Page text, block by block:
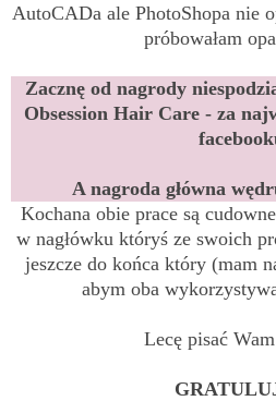
AutoCADa ale PhotoShopa nie
próbowałam
Zacznę od nagrody
Obsession Hair Care - za
A nagroda główna
Kochana obie prace są
w nagłówku któryś ze swoich
jeszcze do końca który (mam
abym oba
Lecę pisać